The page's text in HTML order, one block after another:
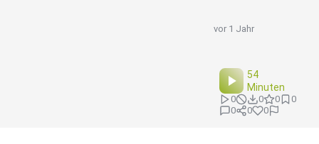
vor 1 Jahr
54
Minuten
0 0 0
0
0
0 0